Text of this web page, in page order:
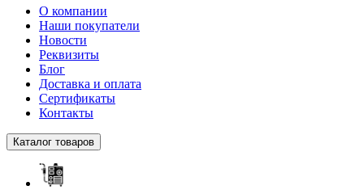
О компании
Наши покупатели
Новости
Реквизиты
Блог
Доставка и оплата
Сертификаты
Контакты
Каталог товаров